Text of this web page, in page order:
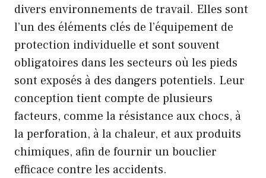
divers environnements de travail. Elles sont
l’un des éléments clés de l’équipement de
protection individuelle et sont souvent
obligatoires dans les secteurs où les pieds
sont exposés à des dangers potentiels. Leur
conception tient compte de plusieurs
facteurs, comme la résistance aux chocs, à
la perforation, à la chaleur, et aux produits
chimiques, afin de fournir un bouclier
efficace contre les accidents.